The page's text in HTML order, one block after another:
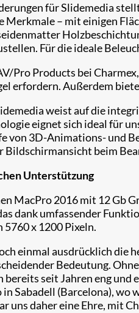
für Slidemedia
– mit einigen
Für die ideale
Pro Products bei
erfordern. Außerdem
weist auf die
eignet sich ideal für
von 3D-Animations- und
Bildschirmansicht beim
Unterstützung
MacPro 2016 mit 12 Gb
dank umfassender
x 1200 Pixeln.
einmal ausdrücklich die
Bedeutung.
seit Jahren eng und
Sabadell (Barcelona),
uns daher eine Ehre, mit